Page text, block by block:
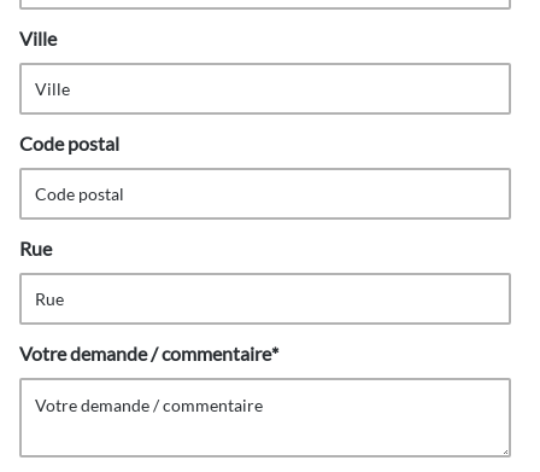
Ville
Code postal
Rue
Votre demande / commentaire*